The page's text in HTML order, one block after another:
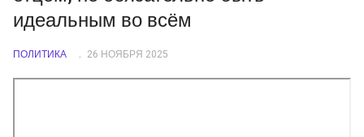
идеальным во всём
ПОЛИТИКА 26 НОЯБРЯ 2025